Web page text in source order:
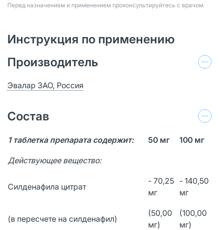
Перед назначением и применением проконсультируйтесь с врачом
Инструкция по применению
Производитель
Эвалар ЗАО, Россия
Состав
1 таблетка препарата содержит: 50 мг 100 мг
Действующее вещество:
Силденафила цитрат
- 70,25
мг
- 140,50
мг
(в пересчете на силденафил)
(50,00
мг)
(100,00
мг)